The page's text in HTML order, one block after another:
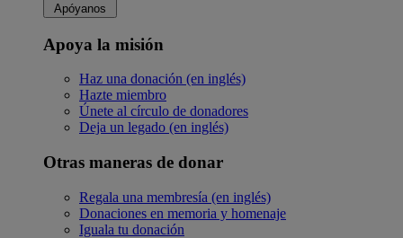
Apóyanos
Apoya la misión
Haz una donación (en inglés)
Hazte miembro
Únete al círculo de donadores
Deja un legado (en inglés)
Otras maneras de donar
Regala una membresía (en inglés)
Donaciones en memoria y homenaje
Iguala tu donación